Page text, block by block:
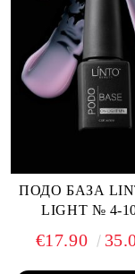
ПОДО БАЗА LINTO
LIGHT № 4-
€17.90